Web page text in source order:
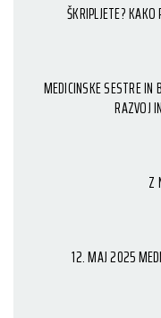
ŠKRIPLJETE?
MEDICINSKE SESTRE IN
RAZVOJ
Z
12. MAJ 2025